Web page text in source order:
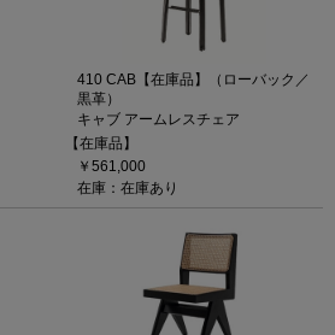
410 CAB【在庫品】（ローバック／
黒革）
キャブ アームレスチェア
【在庫品】
￥561,000
在庫：在庫あり